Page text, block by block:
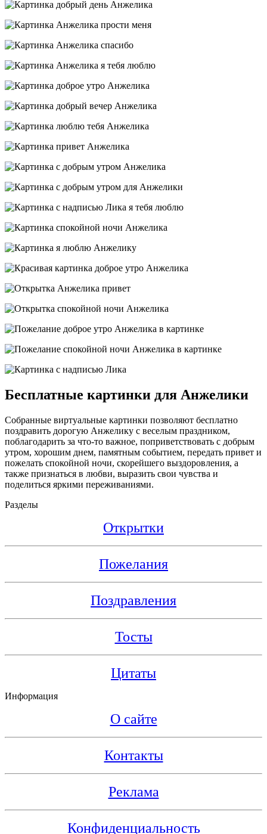
Бесплатные картинки для Анжелики
Собранные виртуальные картинки позволяют бесплатно
поздравить дорогую Анжелику с веселым праздником,
поблагодарить за что-то важное, поприветствовать с добрым
утром, хорошим днем, памятным событием, передать привет и
пожелать спокойной ночи, скорейшего выздоровления, а
также признаться в любви, выразить свои чувства и
поделиться яркими переживаниями.
Разделы
Открытки
Пожелания
Поздравления
Тосты
Цитаты
Информация
О сайте
Контакты
Реклама
Конфиденциальность